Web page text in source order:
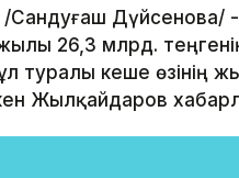
/Сандуғаш Дүйсенова/
26,3 млрд.
туралы кеше өзінің
Жылқайдаров